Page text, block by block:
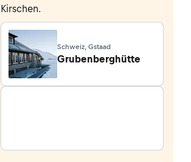
Kirschen.
Schweiz, Gstaad
Grubenberghütte